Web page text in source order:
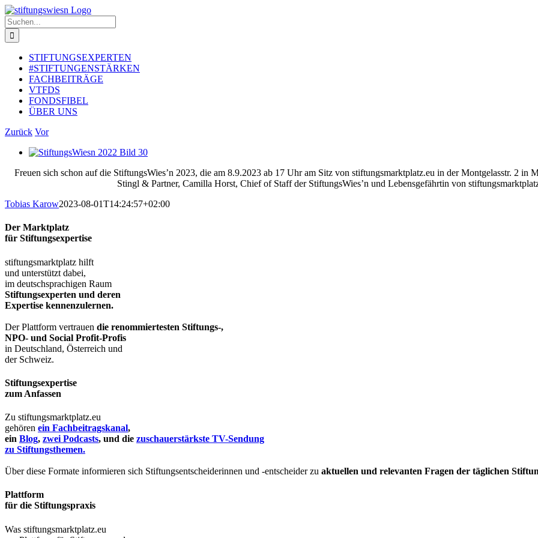
Zum
Inhalt
springen
Suche
nach:
STIFTUNGSEXPERTEN
#STIFTUNGENSTÄRKEN
FACHBEITRÄGE
VTFDS
FONDSFIBEL
ÜBER UNS
Zurück Vor
Zeige
Bild
Freuen sich schon auf die StiftungsWies’n 2023, die am 8.9.2023 ab 17 Uhr am Sitz von stiftungsmarktplatz.eu in der Montgelasstr. 2
Stingl & Partner, Camilla Horst, Chief of Staff der StiftungsWies’n und Lebensgefährtin von
Tobias Karow2023-08-01T14:24:57+02:00
Der Marktplatz
für Stiftungsexpertise
stiftungsmarktplatz hilft
und unterstützt dabei,
im deutschsprachigen Raum
Stiftungsexperten und deren
Expertise kennenzulernen.
Der Plattform vertrauen die renommiertesten Stiftungs-,
NPO- und Social Profit-Profis
in Deutschland, Österreich und
der Schweiz.
Stiftungsexpertise
zum Anfassen
Zu stiftungsmarktplatz.eu
gehören ein Fachbeitragskanal,
ein Blog, zwei Podcasts, und die zuschauerstärkste TV-Sendung
zu Stiftungsthemen.
Über diese Formate informieren sich Stiftungsentscheiderinnen und -entscheider zu aktuellen und relevanten Fragen der täglichen
Plattform
für die Stiftungspraxis
Was stiftungsmarktplatz.eu